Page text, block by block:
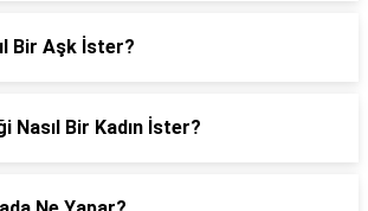
Bir Aşk İster?
Nasıl Bir Kadın İster?